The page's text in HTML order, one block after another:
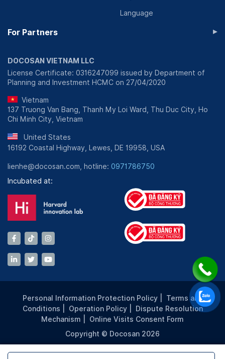
Language
For Partners ▸
DOCOSAN VIETNAM LLC
License Certificate: 0316247099 issued by Department of
Planning and Investment HCMC on 27/04/2020
Vietnam
137 Truong Van Bang, Thanh My Loi Ward, Thu Duc City, Ho
Chi Minh City, Vietnam
United States
16192 Coastal Highway, Lewes, DE 19958, USA
lienhe@docosan.com, hotline: 0971786750
Incubated at:
Personal Information Protection Policy
Terms and
Conditions
Operation Policy
Dispute Resolution
Mechanism
Online Visits Consent Form
Copyright © Docosan 2026